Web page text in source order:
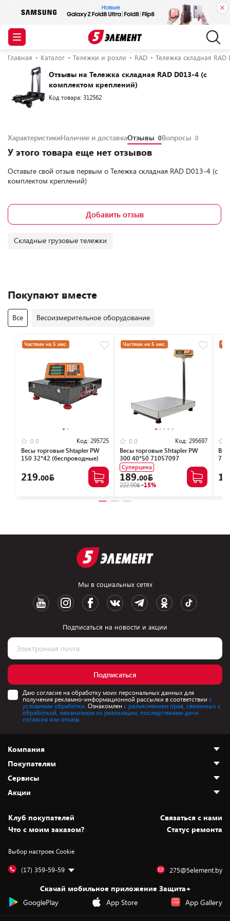
Главная Каталог Тележки и рохли RAD Тележка складная
Отзывы на Тележка складная RAD D013-4 (с
комплектом креплений)
Код товара: 312562
ХарактеристикиНаличие и доставкаОтзывы 0Вопросы 0
У этого товара еще нет отзывов
Оставьте свой отзыв первым о Тележка складная RAD D013-4 (с
комплектом креплений)
Добавить отзыв
Складные грузовые тележки
Покупают вместе
Все Весоизмерительное оборудование
Частями на 5 мес.
0.0 Код: 295725
Весы торговые Shtapler PW
150 32*42 (беспроводные)
219.00
Частями на 5 мес.
0.0 Код: 295697
Весы торговые Shtapler PW
300 40*50 71057097
Суперцена
189.00
222.00 -15%
Мы в социальных сетях
Подписаться на новости и акции
Подписаться
Даю согласие на обработку моих персональных данных для
получения рекламно-информационной рассылки в соответствии с
условиями обработки. Ознакомлен с разъяснением прав, связанных с
обработкой, механизмом их реализации, последствиями дачи
согласия или отказа.
Компания
О нас
Адреса магазинов
Новости
Статьи и обзоры
Вакансии
Дай пять добру!
Покупателям
Как сделать заказ
Оплата и доставка
Безналичный расчёт
Обмен и возврат товара
Обработка персональных данных
Подарочные карты
Сервисы
Установка техники
Для игровых консолей
Для мобильных устройств
Для компьютеров
Сервисные центры
Акции
Скидки и промокоды
Белорусские товары
Бонусы
Оплата частями
Новинки
Клуб покупателей
Cвязаться с нами
Что с моим заказом?
Статус ремонта
Выбор настроек Cookie
(17) 359-59-59 275@5element.by
Скачай мобильное приложение Защита+
GooglePlay
App Store App Gallery